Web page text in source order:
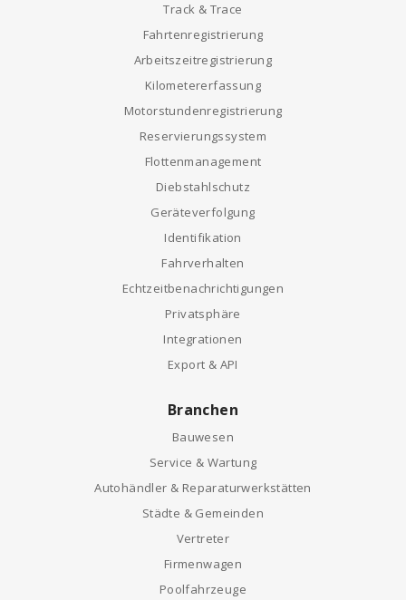
Track & Trace
Fahrtenregistrierung
Arbeitszeitregistrierung
Kilometererfassung
Motorstundenregistrierung
Reservierungssystem
Flottenmanagement
Diebstahlschutz
Geräteverfolgung
Identifikation
Fahrverhalten
Echtzeitbenachrichtigungen
Privatsphäre
Integrationen
Export & API
Branchen
Bauwesen
Service & Wartung
Autohändler & Reparaturwerkstätten
Städte & Gemeinden
Vertreter
Firmenwagen
Poolfahrzeuge